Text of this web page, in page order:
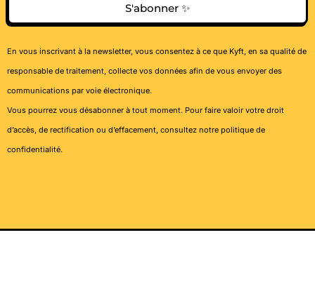
S'abonner ✨
En vous inscrivant à la newsletter, vous consentez à ce que Kyft, en sa qualité de
responsable de traitement, collecte vos données afin de vous envoyer des
communications par voie électronique.
Vous pourrez vous désabonner à tout moment. Pour faire valoir votre droit
d’accès, de rectification ou d’effacement, consultez notre politique de
confidentialité.